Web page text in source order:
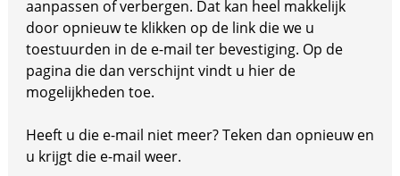
aanpassen of verbergen. Dat kan heel makkelijk
door opnieuw te klikken op de link die we u
toestuurden in de e-mail ter bevestiging. Op de
pagina die dan verschijnt vindt u hier de
mogelijkheden toe.
Heeft u die e-mail niet meer? Teken dan opnieuw en
u krijgt die e-mail weer.